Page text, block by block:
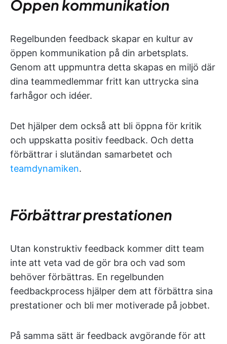
Öppen kommunikation
Regelbunden feedback skapar en kultur av
öppen kommunikation på din arbetsplats.
Genom att uppmuntra detta skapas en miljö där
dina teammedlemmar fritt kan uttrycka sina
farhågor och idéer.
Det hjälper dem också att bli öppna för kritik
och uppskatta positiv feedback. Och detta
förbättrar i slutändan samarbetet och
teamdynamiken.
Förbättrar prestationen
Utan konstruktiv feedback kommer ditt team
inte att veta vad de gör bra och vad som
behöver förbättras. En regelbunden
feedbackprocess hjälper dem att förbättra sina
prestationer och bli mer motiverade på jobbet.
På samma sätt är feedback avgörande för att